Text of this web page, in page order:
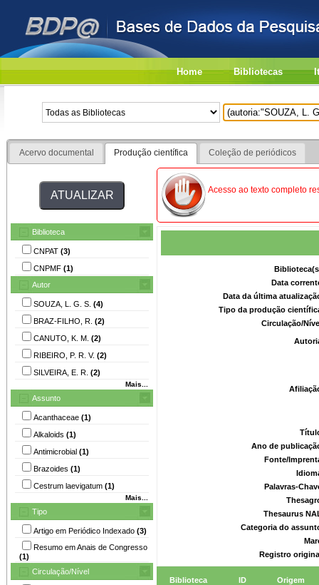
Home Bibliotecas
Acervo documental Produção científica Coleção de periódicos
Biblioteca
CNPAT (3)
CNPMF (1)
Autor
SOUZA, L. G. S. (4)
BRAZ-FILHO, R. (2)
CANUTO, K. M. (2)
RIBEIRO, P. R. V. (2)
SILVEIRA, E. R. (2)
Mais...
Assunto
Acanthaceae (1)
Alkaloids (1)
Antimicrobial (1)
Brazoides (1)
Cestrum laevigatum (1)
Mais...
Tipo
Artigo em Periódico Indexado (3)
Resumo em Anais de Congresso
(1)
Circulação/Nível
Acesso ao texto completo
Data
Data da última
Tipo da produção
Circulação/
Ano de
Fonte/
Palavras-
Thesaurus
Categoria do
Registro
Biblioteca ID Origem